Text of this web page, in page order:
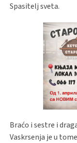
Spasitelj sveta.
Braćo i sestre i
Vaskrsenja je u